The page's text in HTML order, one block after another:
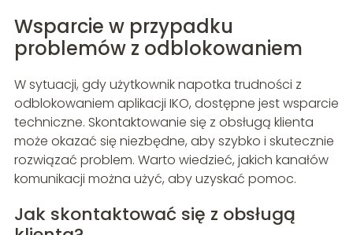
Wsparcie w przypadku
problemów z odblokowaniem
W sytuacji, gdy użytkownik napotka trudności z
odblokowaniem aplikacji IKO, dostępne jest wsparcie
techniczne. Skontaktowanie się z obsługą klienta
może okazać się niezbędne, aby szybko i skutecznie
rozwiązać problem. Warto wiedzieć, jakich kanałów
komunikacji można użyć, aby uzyskać pomoc.
Jak skontaktować się z obsługą